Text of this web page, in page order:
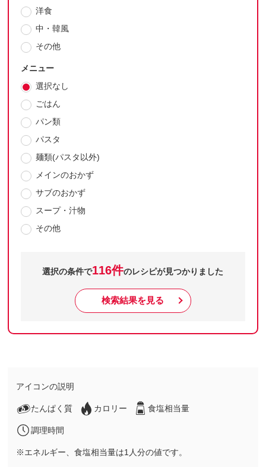
洋食
中・韓風
その他
メニュー
選択なし
ごはん
パン類
パスタ
麺類(パスタ以外)
メインのおかず
サブのおかず
スープ・汁物
その他
選択の条件で116件のレシピが見つかりました
検索結果を見る
アイコンの説明
たんぱく質 カロリー 食塩相当量
調理時間
※エネルギー、食塩相当量は1人分の値です。